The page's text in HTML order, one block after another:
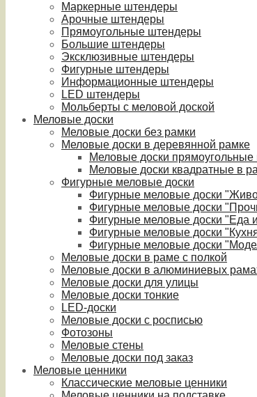
Маркерные штендеры
Арочные штендеры
Прямоугольные штендеры
Большие штендеры
Эксклюзивные штендеры
Фигурные штендеры
Информационные штендеры
LED штендеры
Мольберты с меловой доской
Меловые доски
Меловые доски без рамки
Меловые доски в деревянной рамке
Меловые доски прямоугольные
Меловые доски квадратные в
Фигурные меловые доски
Фигурные меловые доски
Фигурные меловые доски
Фигурные меловые доски "Еда
Фигурные меловые доски
Фигурные меловые доски
Меловые доски в раме с полкой
Меловые доски в алюминиевых
Меловые доски для улицы
Меловые доски тонкие
LED-доски
Меловые доски с росписью
Фотозоны
Меловые стены
Меловые доски под заказ
Меловые ценники
Классические меловые ценники